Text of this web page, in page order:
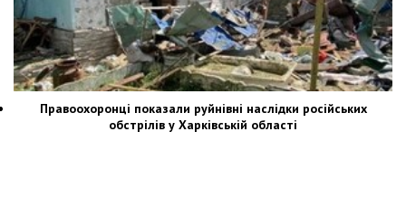
Правоохоронці показали руйнівні наслідки російських
обстрілів у Харківській області